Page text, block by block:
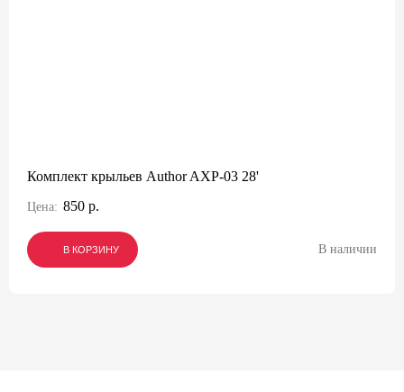
Комплект крыльев Author AXP-03 28'
Цена: 850 р.
В КОРЗИНУ
В КОРЗИНУ
В КОРЗИНУ В наличии